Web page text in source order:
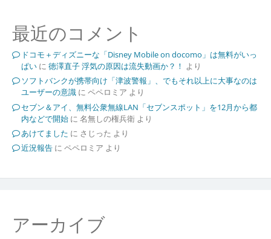
最近のコメント
ドコモ＋ディズニーな「Disney Mobile on docomo」は無料がいっ
ぱいに 徳澤直子 浮気の原因は流失動画か？！ より
ソフトバンクが携帯向け「津波警報」、でもそれ以上に大事なのは
ユーザーの意識に ペペロミア より
セブン＆アイ、無料公衆無線LAN「セブンスポット」を12月から都
内などで開始に 名無しの権兵衛より
あけてました に さじった より
近況報告に ペペロミア より
アーカイブ